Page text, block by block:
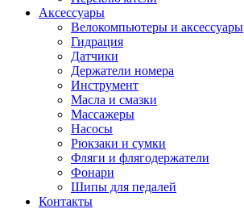
Аксессуары
Велокомпьютеры и аксессуары
Гидрация
Датчики
Держатели номера
Инструмент
Масла и смазки
Массажеры
Насосы
Рюкзаки и сумки
Фляги и флягодержатели
Фонари
Шипы для педалей
Контакты